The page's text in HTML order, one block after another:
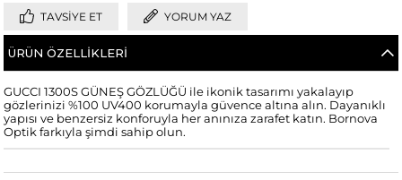
TAVSIYE ET YORUM YAZ
ÜRÜN ÖZELLIKLERI
GUCCI 1300S GÜNEŞ GÖZLÜĞÜ ile ikonik tasarımı yakalayıp
gözlerinizi %100 UV400 korumayla güvence altına alın. Dayanıklı
yapısı ve benzersiz konforuyla her anınıza zarafet katın. Bornova
Optik farkıyla şimdi sahip olun.